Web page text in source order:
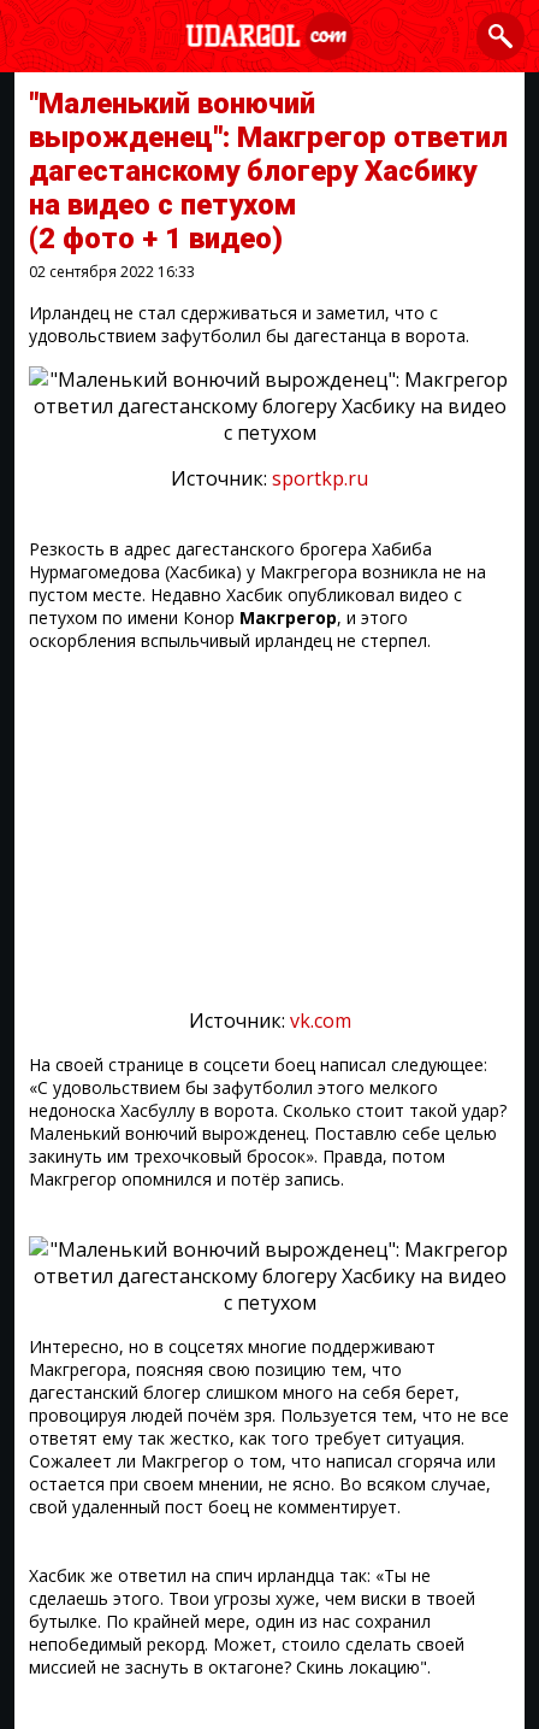
"Маленький вонючий
вырожденец": Макгрегор ответил
дагестанскому блогеру Хасбику
на видео с петухом
(2 фото + 1 видео)
02 сентября 2022 16:33
Ирландец не стал сдерживаться и заметил, что с
удовольствием зафутболил бы дагестанца в ворота.
Источник: sportkp.ru
Резкость в адрес дагестанского брогера Хабиба
Нурмагомедова (Хасбика) у Макгрегора возникла не на
пустом месте. Недавно Хасбик опубликовал видео с
петухом по имени Конор Макгрегор, и этого
оскорбления вспыльчивый ирландец не стерпел.
Источник: vk.com
На своей странице в соцсети боец написал следующее:
«С удовольствием бы зафутболил этого мелкого
недоноска Хасбуллу в ворота. Сколько стоит такой удар?
Маленький вонючий вырожденец. Поставлю себе целью
закинуть им трехочковый бросок». Правда, потом
Макгрегор опомнился и потёр запись.
Интересно, но в соцсетях многие поддерживают
Макгрегора, поясняя свою позицию тем, что
дагестанский блогер слишком много на себя берет,
провоцируя людей почём зря. Пользуется тем, что не все
ответят ему так жестко, как того требует ситуация.
Сожалеет ли Макгрегор о том, что написал сгоряча или
остается при своем мнении, не ясно. Во всяком случае,
свой удаленный пост боец не комментирует.
Хасбик же ответил на спич ирландца так: «Ты не
сделаешь этого. Твои угрозы хуже, чем виски в твоей
бутылке. По крайней мере, один из нас сохранил
непобедимый рекорд. Может, стоило сделать своей
миссией не заснуть в октагоне? Скинь локацию".